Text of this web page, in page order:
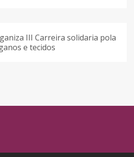
III Carreira solidaria pola
e tecidos